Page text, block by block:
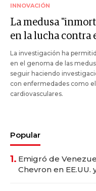
INNOVACIÓN
La medusa
en la lucha contra
La investigación ha
en el genoma de las
seguir haciendo
con enfermedades como
cardiovasculares.
Popular
1. Emigró de
Chevron en EE.UU.